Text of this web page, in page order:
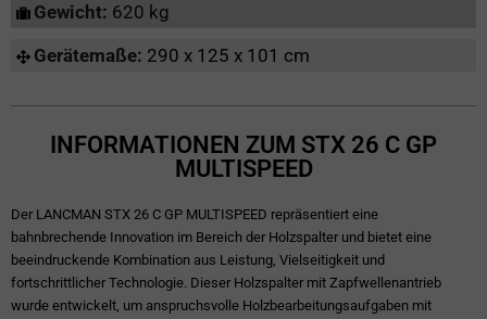
Gewicht: 620 kg
Gerätemaße: 290 x 125 x 101 cm
INFORMATIONEN ZUM STX 26 C GP
MULTISPEED
Der LANCMAN STX 26 C GP MULTISPEED repräsentiert eine
bahnbrechende Innovation im Bereich der Holzspalter und bietet eine
beeindruckende Kombination aus Leistung, Vielseitigkeit und
fortschrittlicher Technologie. Dieser Holzspalter mit Zapfwellenantrieb
wurde entwickelt, um anspruchsvolle Holzbearbeitungsaufgaben mit